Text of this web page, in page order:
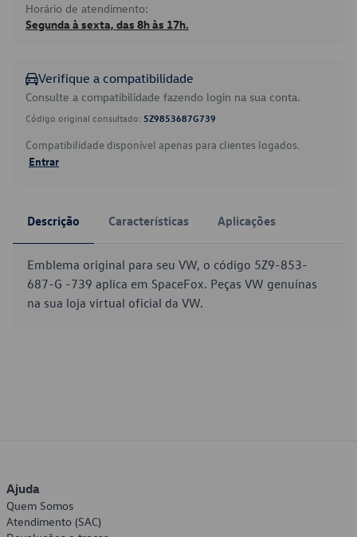
Horário de atendimento:
Segunda à sexta, das 8h às 17h.
Verifique a compatibilidade
Consulte a compatibilidade fazendo login na sua conta.
Código original consultado: 5Z9853687G739
Compatibilidade disponível apenas para clientes logados.
Entrar
Descrição Características Aplicações
Emblema original para seu VW, o código 5Z9-853-
687-G -739 aplica em SpaceFox. Peças VW genuínas
na sua loja virtual oficial da VW.
Ajuda
Quem Somos
Atendimento (SAC)